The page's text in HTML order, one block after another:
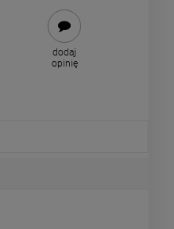
dodaj
opinię